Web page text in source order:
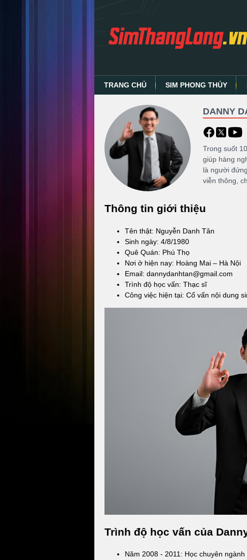
TRANG CHỦ SIM PHONG THỦY
DANNY
Trong suốt
giúp hàng
là người
viễn thông,
Thông tin giới thiệu
Tên thật: Nguyễn Danh Tân
Sinh ngày: 4/8/1980
Quê Quán: Phú Thọ
Nơi ở hiện nay: Hoàng Mai – Hà Nội
Email: dannydanhtan@gmail.com
Trình độ học vấn: Thạc sĩ
Công việc hiện tại: Cố vấn nội dung
Trình độ học vấn của
Năm 2008 - 2011: Học chuyên